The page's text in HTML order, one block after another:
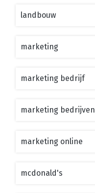
landbouw
marketing
marketing bedrijf
marketing bedrijven
marketing online
mcdonald's